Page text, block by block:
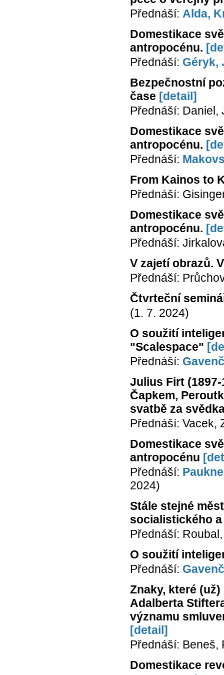
Přednáší: Alda,
Domestikace
antropocénu.
Přednáší: Géryk,
Bezpečnostní
čase [detail]
Přednáší: Daniel,
Domestikace
antropocénu.
Přednáší:
From Kainos to
Přednáší:
Domestikace
antropocénu.
Přednáší:
V zajetí obrazů.
Přednáší:
Čtvrteční
(1. 7. 2024)
O soužití
"Scalespace"
Přednáší:
Julius Firt
Čapkem,
svatbě za
Přednáší: Vacek,
Domestikace
antropocénu
Přednáší:
2024)
Stále stejné
socialistického
Přednáší:
O soužití
Přednáší:
Znaky, které
Adalberta
významu
[detail]
Přednáší: Beneš,
Domestikace